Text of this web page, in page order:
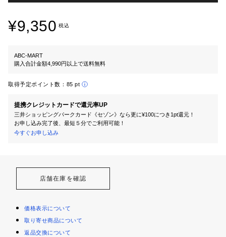
¥9,350 税込
ABC-MART
購入合計金額4,990円以上で送料無料
取得予定ポイント数： 85 pt
提携クレジットカードで還元率UP
三井ショッピングパークカード《セゾン》なら更に¥100につき1pt還元！
お申し込み完了後、最短５分でご利用可能！
今すぐお申し込み
店舗在庫を確認
価格表示について
取り寄せ商品について
返品交換について